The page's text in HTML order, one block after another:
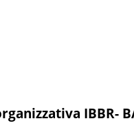
IBBR-